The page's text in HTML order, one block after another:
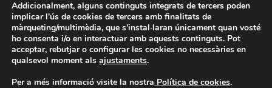
© 2020 Web desarrollada por el Servicio de Informática de Diputación
de Alicante
Addicionalment, alguns continguts integrats de tercers poden
implicar l'ús de cookies de tercers amb finalitats de
màrqueting/multimèdia, que s'instal·laran únicament quan vosté
ho consenta i/o en interactuar amb aquests continguts. Pot
acceptar, rebutjar o configurar les cookies no necessàries en
qualsevol moment als ajustaments.
Per a més informació visite la nostra Política de cookies.